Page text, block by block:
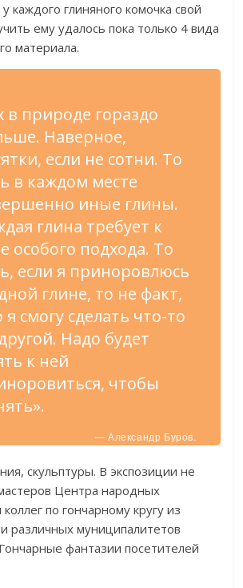
каждого глиняного комочка свой
ему удалось пока только 4 вида
материала.
в природе гораздо
Наверное,
если не сотни. То
в каждом месте
иные глины.
глина требует к
особого подхода. То
если я приноровлюсь
глине, то не факт,
я смогу сделать что-то
Надо будет
к ней
чтобы
— Александр Буров.
скульптуры. В экспозиции не
Центра народных
по гончарному кругу из
различных муниципалитетов
фантазии посетителей